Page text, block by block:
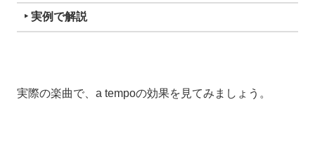
‣ 実例で解説
実際の楽曲で、a tempoの効果を見てみましょう。